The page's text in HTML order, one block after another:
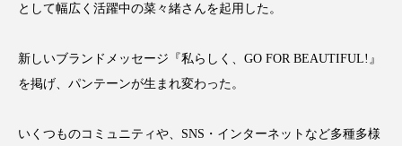
アンチソリチュード
として幅広く活躍中の菜々緒さんを起用した。
新しいブランドメッセージ『私らしく、GO FOR BEAUTIFUL!』
を掲げ、パンテーンが生まれ変わった。
いくつものコミュニティや、SNS・インターネットなど多種多様